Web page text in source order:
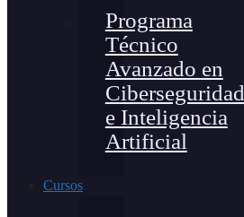
Programa
Técnico
Avanzado en
Ciberseguridad
e Inteligencia
Artificial
Cursos